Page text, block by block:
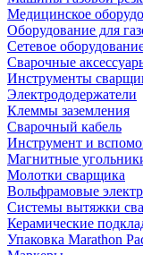
Медицинское
Оборудование для
Сетевое
Сварочные
Инструменты
Электрододержатели
Клеммы заземления
Сварочный кабель
Инструмент и
Магнитные
Молотки сварщика
Вольфрамовые
Системы вытяжки
Керамические
Упаковка Marathon